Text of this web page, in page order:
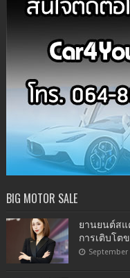
BIG MOTOR SALE
ยานยนต์สแ
การเติบโต
September